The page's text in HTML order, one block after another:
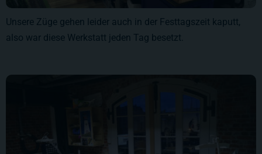
Unsere Züge gehen leider auch in der Festtagszeit kaputt,
also war diese Werkstatt jeden Tag besetzt.